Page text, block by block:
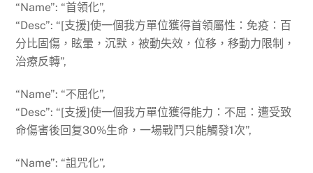
“Name”: “首領化”,
“Desc”: “[支援]使一個我方單位獲得首領屬性：免疫：百
分比固傷，眩暈，沉默，被動失效，位移，移動力限制，
治療反轉”,
“Name”: “不屈化”,
“Desc”: “[支援]使一個我方單位獲得能力：不屈：遭受致
命傷害後回复30%生命，一場戰鬥只能觸發1次”,
“Name”: “詛咒化”,